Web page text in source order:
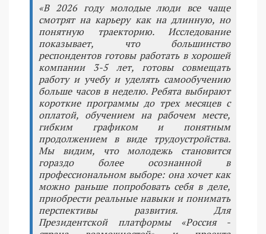
«В 2026 году молодые люди все чаще
смотрят на карьеру как на длинную, но
понятную траекторию. Исследование
показывает, что большинство
респондентов готовы работать в хорошей
компании 3-5 лет, готовы совмещать
работу и учебу и уделять самообучению
больше часов в неделю. Ребята выбирают
короткие программы до трех месяцев с
оплатой, обучением на рабочем месте,
гибким графиком и понятным
продолжением в виде трудоустройства.
Мы видим, что молодежь становится
гораздо более осознанной в
профессиональном выборе: она хочет как
можно раньше попробовать себя в деле,
приобрести реальные навыки и понимать
перспективы развития. Для
Президентской платформы «Россия -